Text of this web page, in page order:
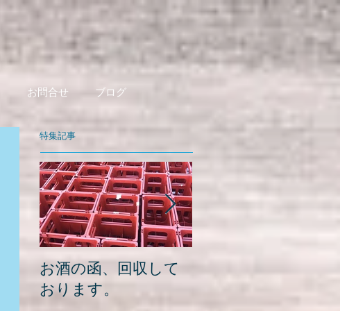
お問合せ ブログ
特集記事
お酒の函、回収して
おります。